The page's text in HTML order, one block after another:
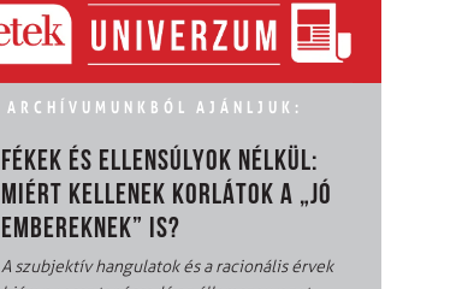
ARCHÍVUMUNKBÓL AJÁNLJUK:
FÉKEK ÉS ELLENSÚLYOK NÉLKÜL:
MIÉRT KELLENEK KORLÁTOK A „JÓ
EMBEREKNEK” IS?
A szubjektív hangulatok és a racionális érvek